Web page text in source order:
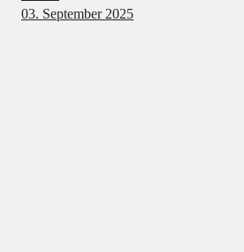
03. September 2025